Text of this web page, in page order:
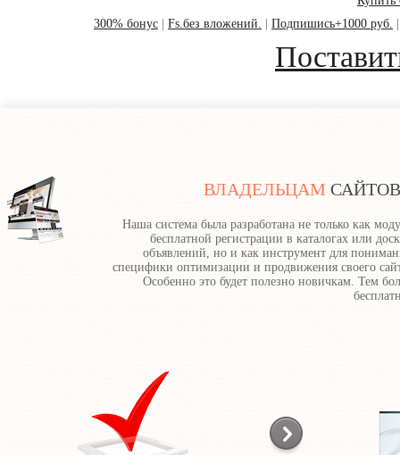
300% бонус
Fs.без вложений. Подпишись+1000 руб.
ВЛАДЕЛЬЦАМ
Наша система была разработана не только как
бесплатной регистрации в каталогах или
объявлений, но и как инструмент для
специфики оптимизации и продвижения своего
Особенно это будет полезно новичкам. Тем